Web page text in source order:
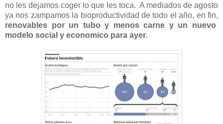
no les dejamos coger lo que les toca. A mediados de agosto
ya nos zampamos la bioproductividad de todo el año, en fin,
renovables por un tubo y menos carne y un nuevo
modelo social y economico para ayer.